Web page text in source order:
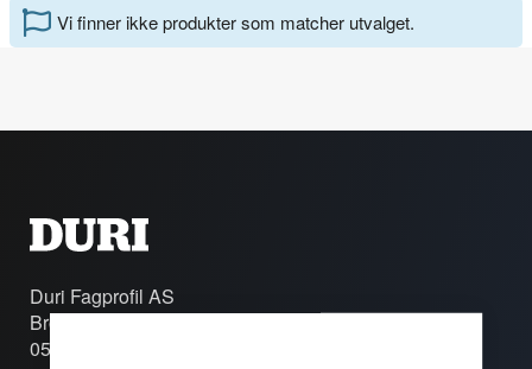
Vi finner ikke produkter som matcher utvalget.
Duri Fagprofil AS
Brobekkveien 80c
0582 Oslo